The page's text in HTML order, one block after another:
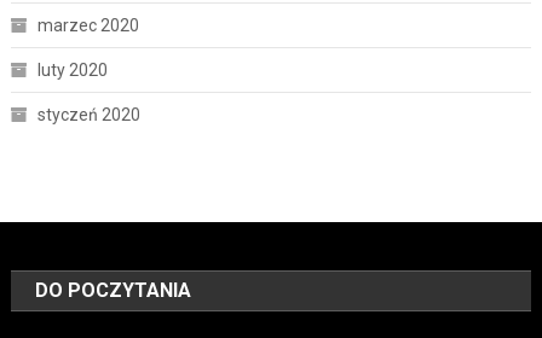
marzec 2020
luty 2020
styczeń 2020
DO POCZYTANIA